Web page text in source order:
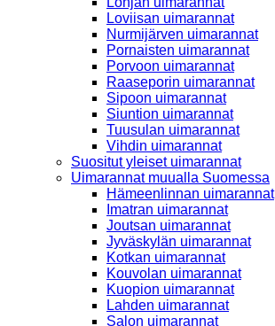
Loviisan uimarannat
Nurmijärven uimarannat
Pornaisten uimarannat
Porvoon uimarannat
Raaseporin uimarannat
Sipoon uimarannat
Siuntion uimarannat
Tuusulan uimarannat
Vihdin uimarannat
Suositut yleiset uimarannat
Uimarannat muualla Suomessa
Hämeenlinnan uimarannat
Imatran uimarannat
Joutsan uimarannat
Jyväskylän uimarannat
Kotkan uimarannat
Kouvolan uimarannat
Kuopion uimarannat
Lahden uimarannat
Salon uimarannat